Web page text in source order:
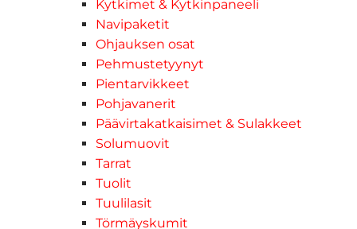
Kytkimet & Kytkinpaneeli
Navipaketit
Ohjauksen osat
Pehmustetyynyt
Pientarvikkeet
Pohjavanerit
Päävirtakatkaisimet & Sulakkeet
Solumuovit
Tarrat
Tuolit
Tuulilasit
Törmäyskumit